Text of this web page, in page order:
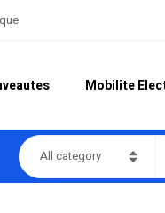
Mobilite
All category